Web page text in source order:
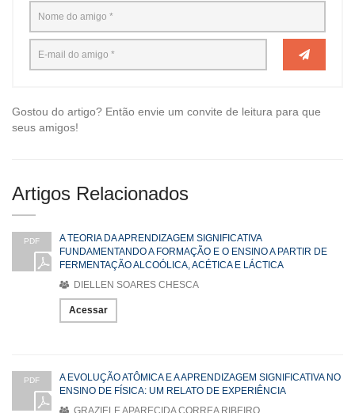
Gostou do artigo? Então envie um convite de leitura para que
seus amigos!
Artigos Relacionados
PDF
A TEORIA DA APRENDIZAGEM SIGNIFICATIVA
FUNDAMENTANDO A FORMAÇÃO E O ENSINO A PARTIR DE
FERMENTAÇÃO ALCOÓLICA, ACÉTICA E LÁCTICA
DIELLEN SOARES CHESCA
Acessar
PDF
A EVOLUÇÃO ATÔMICA E A APRENDIZAGEM SIGNIFICATIVA NO
ENSINO DE FÍSICA: UM RELATO DE EXPERIÊNCIA
GRAZIELE APARECIDA CORREA RIBEIRO